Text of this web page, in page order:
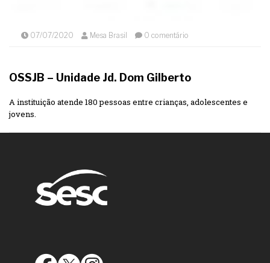
07/07/2020 Mesa Brasil 0 comentário
OSSJB – Unidade Jd. Dom Gilberto
A instituição atende 180 pessoas entre crianças, adolescentes e
jovens.